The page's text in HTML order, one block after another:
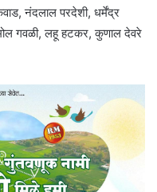
नंदलाल परदेशी, धर्मेंद्र
गवळी, लहू हटकर, कुणाल देवरे